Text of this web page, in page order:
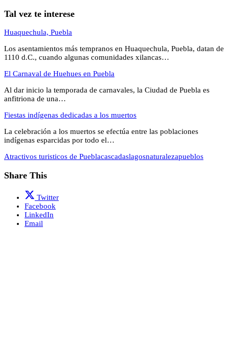
Tal vez te interese
Huaquechula, Puebla
Los asentamientos más tempranos en Huaquechula, Puebla, datan de
1110 d.C., cuando algunas comunidades xilancas…
El Carnaval de Huehues en Puebla
Al dar inicio la temporada de carnavales, la Ciudad de Puebla es
anfitriona de una…
Fiestas indígenas dedicadas a los muertos
La celebración a los muertos se efectúa entre las poblaciones
indígenas esparcidas por todo el…
Atractivos turisticos de Pueblacascadaslagosnaturalezapueblos
Share This
Twitter
Facebook
LinkedIn
Email